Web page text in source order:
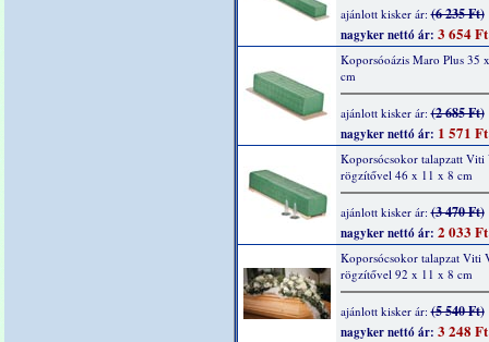
ajánlott kisker ár:(6 235 Ft)
nagyker nettó ár: 3 654 Ft
Koporsóoázis Maro Plus 35
cm
ajánlott kisker ár:(2 685 Ft)
nagyker nettó ár: 1 571 Ft
Koporsócsokor talapzatt
rögzítővel 46 x 11 x 8 cm
ajánlott kisker ár:(3 470 Ft)
nagyker nettó ár: 2 033 Ft
Koporsócsokor talapzat Viti
rögzítővel 92 x 11 x 8 cm
ajánlott kisker ár:(5 540 Ft)
nagyker nettó ár: 3 248 Ft